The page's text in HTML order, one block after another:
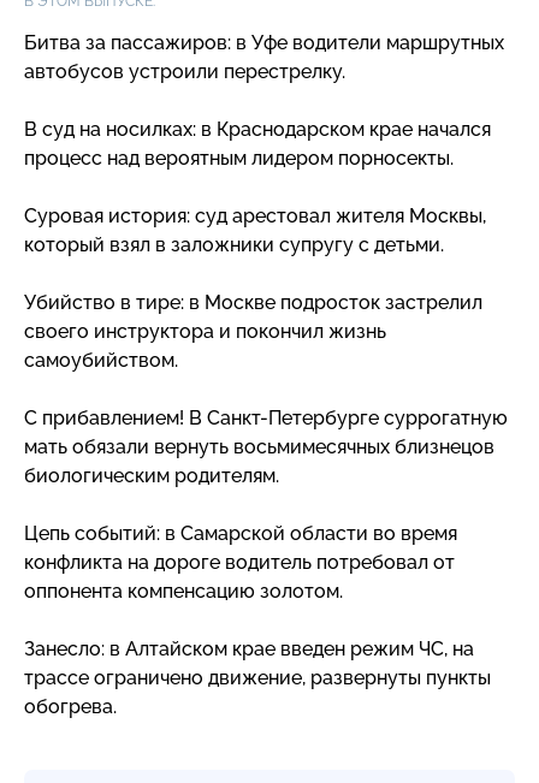
Битва за пассажиров: в Уфе водители маршрутных
автобусов устроили перестрелку.
В суд на носилках: в Краснодарском крае начался
процесс над вероятным лидером порносекты.
Суровая история: суд арестовал жителя Москвы,
который взял в заложники супругу с детьми.
Убийство в тире: в Москве подросток застрелил
своего инструктора и покончил жизнь
самоубийством.
С прибавлением! В Санкт-Петербурге суррогатную
мать обязали вернуть восьмимесячных близнецов
биологическим родителям.
Цепь событий: в Самарской области во время
конфликта на дороге водитель потребовал от
оппонента компенсацию золотом.
Занесло: в Алтайском крае введен режим ЧС, на
трассе ограничено движение, развернуты пункты
обогрева.